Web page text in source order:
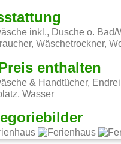
inkl., Dusche o.
Wäschetrockner,
enthalten
& Handtücher,
Wasser